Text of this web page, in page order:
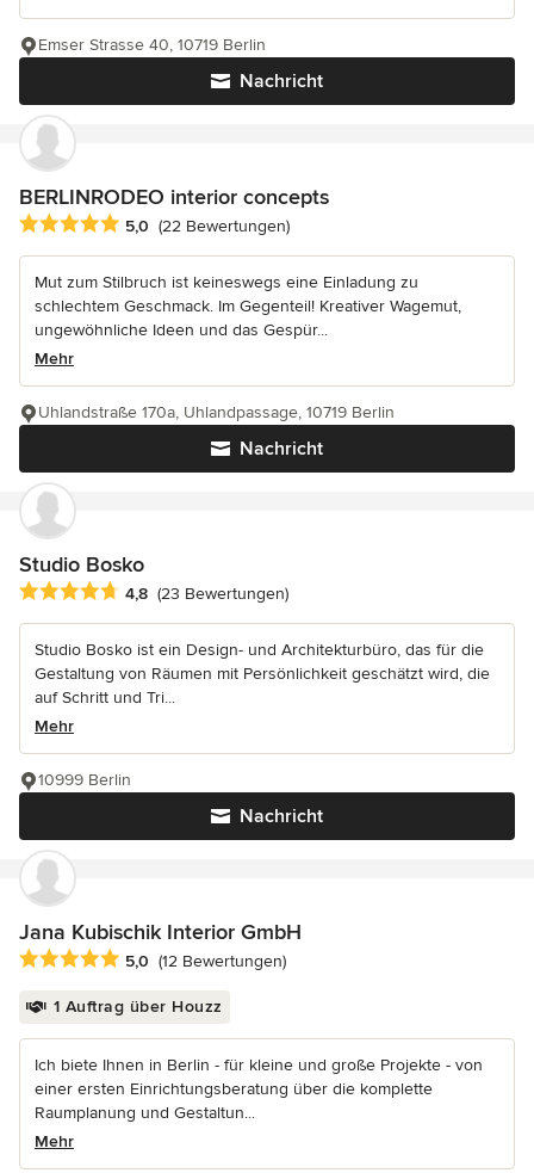
Nachricht
Emser Strasse 40, 10719 Berlin
BERLINRODEO interior concepts
Durchschnittliche Bewertung: 5 von 5 Sternen
5,0 (22 Bewertungen)
Mut zum Stilbruch ist keineswegs eine Einladung zu
schlechtem Geschmack. Im Gegenteil! Kreativer Wagemut,
ungewöhnliche Ideen und das Gespür...
Mehr
Nachricht
Uhlandstraße 170a, Uhlandpassage, 10719 Berlin
Studio Bosko
Durchschnittliche Bewertung: 4.8 von 5 Sternen
4,8 (23 Bewertungen)
Studio Bosko ist ein Design- und Architekturbüro, das für die
Gestaltung von Räumen mit Persönlichkeit geschätzt wird, die
auf Schritt und Tri...
Mehr
Nachricht
10999 Berlin
Jana Kubischik Interior GmbH
Durchschnittliche Bewertung: 5 von 5 Sternen
5,0 (12 Bewertungen)
1 Auftrag über Houzz
Ich biete Ihnen in Berlin - für kleine und große Projekte - von
einer ersten Einrichtungsberatung über die komplette
Raumplanung und Gestaltun...
Mehr